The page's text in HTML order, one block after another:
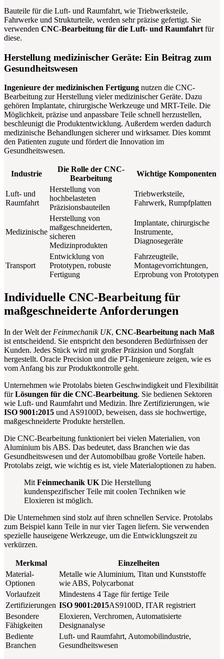
Bauteile für die Luft- und Raumfahrt, wie Triebwerksteile,
Fahrwerke und Strukturteile, werden sehr präzise gefertigt. Sie
verwenden CNC-Bearbeitung für die Luft- und Raumfahrt für
diese.
Herstellung medizinischer Geräte: Ein Beitrag zum
Gesundheitswesen
Ingenieure der medizinischen Fertigung nutzen die CNC-
Bearbeitung zur Herstellung vieler medizinischer Geräte. Dazu
gehören Implantate, chirurgische Werkzeuge und MRT-Teile. Die
Möglichkeit, präzise und anpassbare Teile schnell herzustellen,
beschleunigt die Produktentwicklung. Außerdem werden dadurch
medizinische Behandlungen sicherer und wirksamer. Dies kommt
den Patienten zugute und fördert die Innovation im
Gesundheitswesen.
Industrie
Die Rolle der CNC-
Bearbeitung
Wichtige Komponenten
Luft- und
Raumfahrt
Herstellung von
hochbelasteten
Präzisionsbauteilen
Triebwerksteile,
Fahrwerk, Rumpfplatten
Medizinische
Herstellung von
maßgeschneiderten,
sicheren
Medizinprodukten
Implantate, chirurgische
Instrumente,
Diagnosegeräte
Transport
Entwicklung von
Prototypen, robuste
Fertigung
Fahrzeugteile,
Montagevorrichtungen,
Erprobung von Prototypen
Individuelle CNC-Bearbeitung für
maßgeschneiderte Anforderungen
In der Welt der Feinmechanik UK, CNC-Bearbeitung nach Maß
ist entscheidend. Sie entspricht den besonderen Bedürfnissen der
Kunden. Jedes Stück wird mit großer Präzision und Sorgfalt
hergestellt. Oracle Precision und die PT-Ingenieure zeigen, wie es
vom Anfang bis zur Produktkontrolle geht.
Unternehmen wie Protolabs bieten Geschwindigkeit und Flexibilität
fürLösungen für die CNC-Bearbeitung. Sie bedienen Sektoren
wie Luft- und Raumfahrt und Medizin. Ihre Zertifizierungen, wie
ISO 9001:2015 und AS9100D, beweisen, dass sie hochwertige,
maßgeschneiderte Produkte herstellen.
Die CNC-Bearbeitung funktioniert bei vielen Materialien, von
Aluminium bis ABS. Das bedeutet, dass Branchen wie das
Gesundheitswesen und der Automobilbau große Vorteile haben.
Protolabs zeigt, wie wichtig es ist, viele Materialoptionen zu haben.
Mit Feinmechanik UK Die Herstellung
kundenspezifischer Teile mit coolen Techniken wie
Eloxieren ist möglich.
Die Unternehmen sind stolz auf ihren schnellen Service. Protolabs
zum Beispiel kann Teile in nur vier Tagen liefern. Sie verwenden
spezielle hauseigene Werkzeuge, um die Entwicklungszeit zu
verkürzen.
Merkmal
Einzelheiten
Material-
Optionen
Metalle wie Aluminium, Titan und Kunststoffe
wie ABS, Polycarbonat
Vorlaufzeit
Mindestens 4 Tage für fertige Teile
Zertifizierungen ISO 9001:2015AS9100D, ITAR registriert
Besondere
Fähigkeiten
Eloxieren, Verchromen, Automatisierte
Designanalyse
Bediente
Branchen
Luft- und Raumfahrt, Automobilindustrie,
Gesundheitswesen